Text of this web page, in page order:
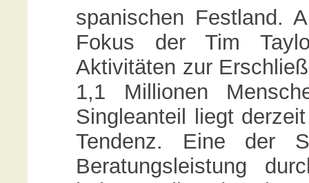
spanischen Festland.
Fokus der Tim
Aktivitäten zur
1,1 Millionen
Singleanteil liegt
Tendenz. Eine der
Beratungsleistung